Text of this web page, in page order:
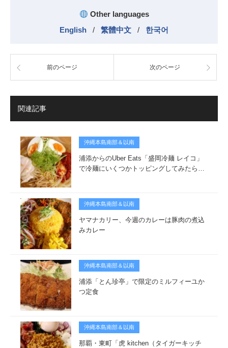
Other languages
English
/ 繁體中文 / 한국어
前のページ 次のページ
関連記事
沖縄本島南部＆以南
浦添からのUber Eats「盛岡冷麺 レイコ」
で冷麺にいくつかトッピングしてみたら…
沖縄本島南部＆以南
ヤマナカリー、今週のカレーは豚肉の煮込
みカレー
沖縄本島南部＆以南
浦添「とん珍亭」で限定のミルフィーユか
つ定食
沖縄本島南部＆以南
那覇・東町「虎 kitchen（タイガーキッチ